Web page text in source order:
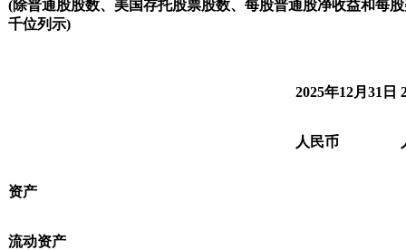
(除普通股股数、美国存托股票股数、每股普通股净收益和每
千位列示)
2025年12月31日
人民币
资产
流动资产